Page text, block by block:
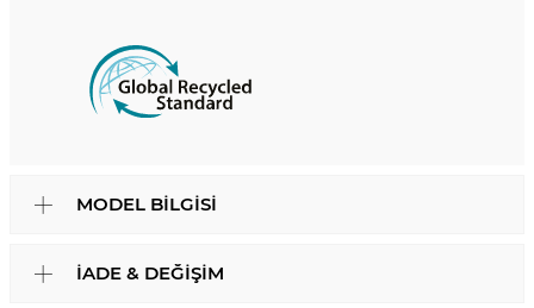
MODEL BILGISI
İADE & DEĞIŞIM